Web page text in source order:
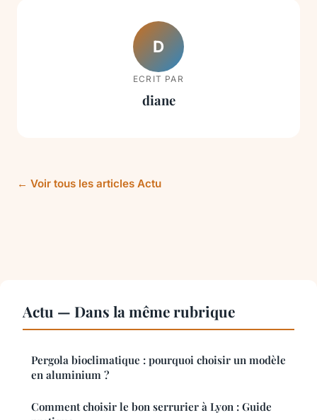
D
ECRIT PAR
diane
← Voir tous les articles Actu
Actu — Dans la même rubrique
Pergola bioclimatique : pourquoi choisir un modèle
en aluminium ?
Comment choisir le bon serrurier à Lyon : Guide